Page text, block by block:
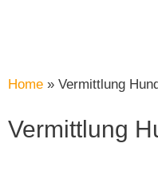
Home » Vermittlung
Vermittlung